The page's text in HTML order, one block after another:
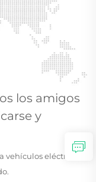
los amigos
y
vehículos eléctricos